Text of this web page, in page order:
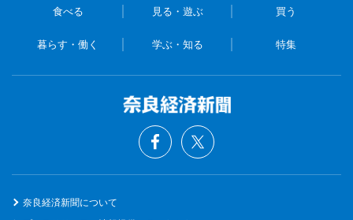
食べる 見る・遊ぶ 買う
暮らす・働く 学ぶ・知る 特集
奈良経済新聞について